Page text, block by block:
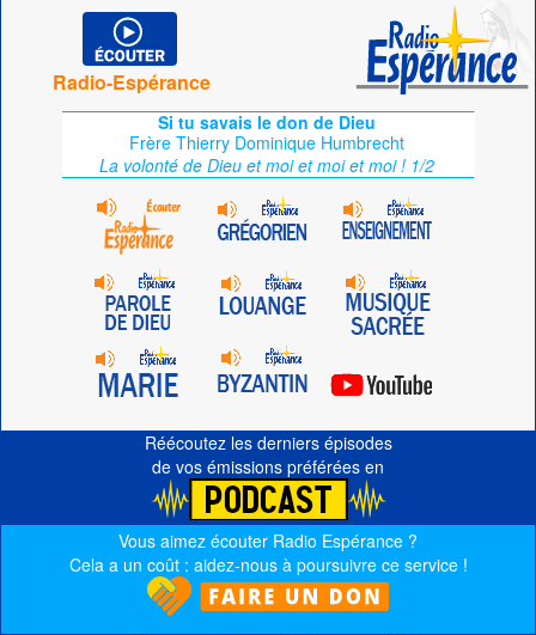
Radio-Espérance
Si tu savais le don de Dieu
Frère Thierry Dominique Humbrecht
La volonté de Dieu et moi et moi et moi ! 1/2
Réécoutez les derniers épisodes
de vos émissions préférées en
Vous aimez écouter Radio Espérance ?
Cela a un coût : aidez-nous à poursuivre ce service !